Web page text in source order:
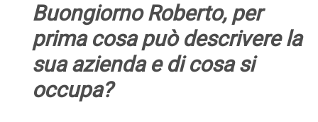
Buongiorno Roberto, per
prima cosa può descrivere la
sua azienda e di cosa si
occupa?